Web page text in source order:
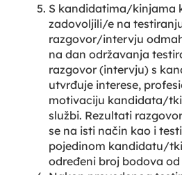
S kandidatima/kinjama
zadovoljili/e na
razgovor/intervju
na dan održavanja
razgovor (intervju) s
utvrđuje interese,
motivaciju kandidata/
službi. Rezultati
se na isti način kao i
pojedinom kandidatu/
određeni broj bodova od